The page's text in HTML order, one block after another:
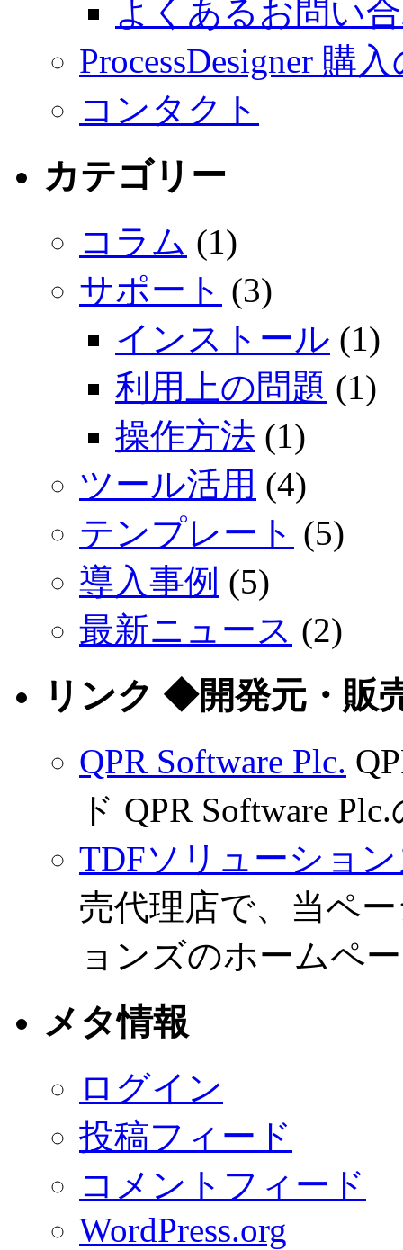
よくあるお問い
ProcessDesigner 購
コンタクト
カテゴリー
コラム (1)
サポート (3)
インストール (1)
利用上の問題 (1)
操作方法 (1)
ツール活用 (4)
テンプレート (5)
導入事例 (5)
最新ニュース (2)
リンク ◆開発元・販
QPR Software Plc.
ド QPR Software
TDFソリューショ
売代理店で、当ペ
ョンズのホームペ
メタ情報
ログイン
投稿フィード
コメントフィード
WordPress.org